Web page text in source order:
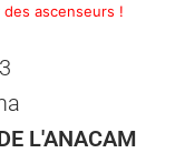
ascenseurs !
L'ANACAM